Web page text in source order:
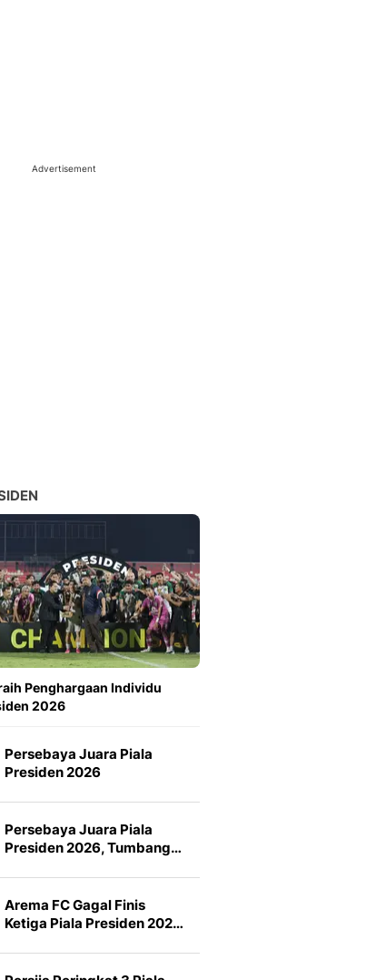
Advertisement
Penghargaan Individu
2026
Persebaya Juara Piala
Presiden 2026
Persebaya Juara Piala
Presiden 2026, Tumbang…
Arema FC Gagal Finis
Ketiga Piala Presiden 202…